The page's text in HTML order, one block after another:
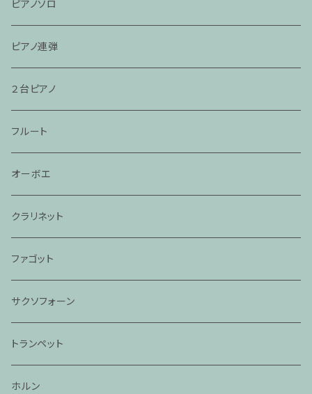
ピアノソロ
ピアノ連弾
２台ピアノ
フルート
オーボエ
クラリネット
ファゴット
サクソフォーン
トランペット
ホルン